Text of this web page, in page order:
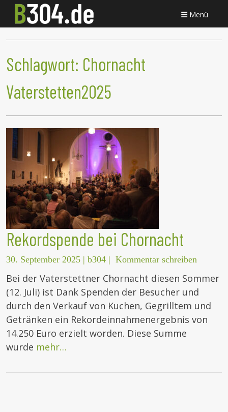
Menü
Schlagwort: Chornacht
Vaterstetten2025
Rekordspende bei Chornacht
30. September 2025 | b304 | Kommentar schreiben
Bei der Vaterstettner Chornacht diesen Sommer
(12. Juli) ist Dank Spenden der Besucher und
durch den Verkauf von Kuchen, Gegrilltem und
Getränken ein Rekordeinnahmenergebnis von
14.250 Euro erzielt worden. Diese Summe
wurde mehr…